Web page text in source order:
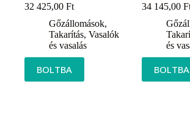
32 425,00 Ft
Gőzállomások,
Takarítás, Vasalók
és vasalás
BOLTBA
34 145,00
és
BOLTBA